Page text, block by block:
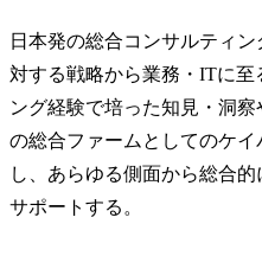
日本発の総合コンサルティ
対する戦略から業務・ITに至
ング経験で培った知見・洞
の総合ファームとしてのケ
し、あらゆる側面から総合
サポートする。